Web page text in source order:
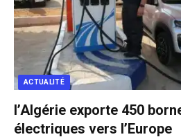
ACTUALITÉ
l’Algérie exporte 450
électriques vers l’Europe